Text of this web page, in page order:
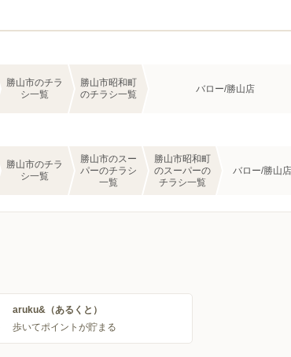
勝山市のチラ
シ一覧
勝山市昭和町
のチラシ一覧
バロー/勝山店
勝山市のチラ
シ一覧
勝山市のスー
パーのチラシ
一覧
勝山市昭和町
のスーパーの
チラシ一覧
バロー/勝山店
aruku&（あるくと）
歩いてポイントが貯まる